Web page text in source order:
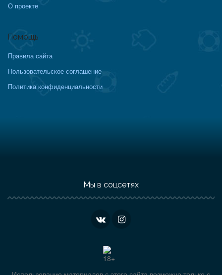
О проекте
Помощь
Правила сайта
Пользовательское соглашение
Политика конфиденциальности
Мы в соцсетях